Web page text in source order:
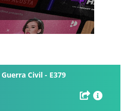
Civil - E379